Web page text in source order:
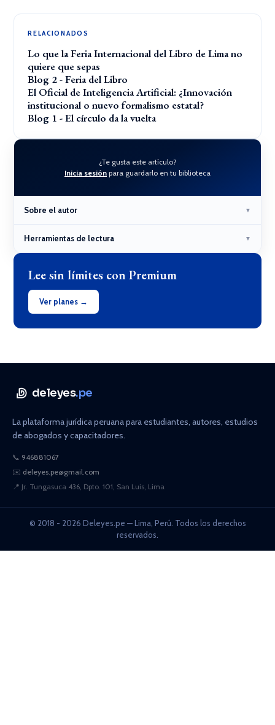
RELACIONADOS
Lo que la Feria Internacional del Libro de Lima no
quiere que sepas
Blog 2 - Feria del Libro
El Oficial de Inteligencia Artificial: ¿Innovación
institucional o nuevo formalismo estatal?
Blog 1 - El círculo da la vuelta
¿Te gusta este artículo?
Inicia sesión para guardarlo en tu biblioteca
Sobre el autor ▼
Herramientas de lectura ▼
Lee sin límites con Premium
Ver planes →
deleyes.pe
La plataforma jurídica peruana para estudiantes, autores, estudios
de abogados y capacitadores.
📞 946881067
✉️ deleyes.pe@gmail.com
📍 Jr. Tungasuca 436, Dpto. 101, San Luis, Lima
© 2018 - 2026 Deleyes.pe — Lima, Perú. Todos los derechos
reservados.